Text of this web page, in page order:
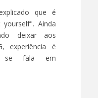
que é
Ainda
deixar aos
experiência é
se fala em